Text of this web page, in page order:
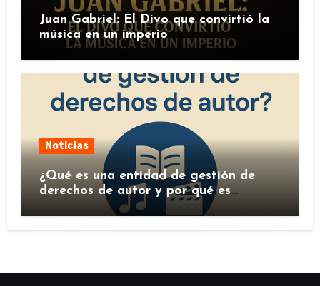
Juan Gabriel: El Divo que convirtió la
música en un imperio
Noticias
¿Qué es una entidad de gestión de
derechos de autor y por qué es
importante?